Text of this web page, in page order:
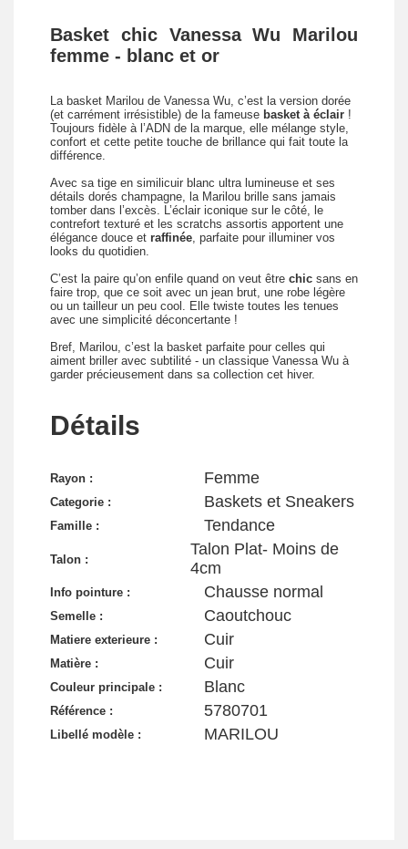
Basket chic Vanessa Wu Marilou
femme - blanc et or
La basket Marilou de Vanessa Wu, c’est la version dorée
(et carrément irrésistible) de la fameuse basket à éclair !
Toujours fidèle à l’ADN de la marque, elle mélange style,
confort et cette petite touche de brillance qui fait toute la
différence.
Avec sa tige en similicuir blanc ultra lumineuse et ses
détails dorés champagne, la Marilou brille sans jamais
tomber dans l’excès. L’éclair iconique sur le côté, le
contrefort texturé et les scratchs assortis apportent une
élégance douce et raffinée, parfaite pour illuminer vos
looks du quotidien.
C’est la paire qu’on enfile quand on veut être chic sans en
faire trop, que ce soit avec un jean brut, une robe légère
ou un tailleur un peu cool. Elle twiste toutes les tenues
avec une simplicité déconcertante !
Bref, Marilou, c’est la basket parfaite pour celles qui
aiment briller avec subtilité - un classique Vanessa Wu à
garder précieusement dans sa collection cet hiver.
Détails
Rayon : Femme
Categorie : Baskets et Sneakers
Famille : Tendance
Talon :
Talon Plat- Moins de
4cm
Info pointure : Chausse normal
Semelle : Caoutchouc
Matiere exterieure : Cuir
Matière : Cuir
Couleur principale : Blanc
Référence : 5780701
Libellé modèle : MARILOU